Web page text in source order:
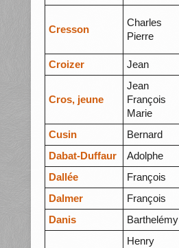
Cresson
Charles
Pierre
Croizer Jean
Cros, jeune
Jean
François
Marie
Cusin Bernard
Dabat-Duffaur
Adolphe
Dallée
François
Dalmer
François
Danis
Barthelémy
Henry